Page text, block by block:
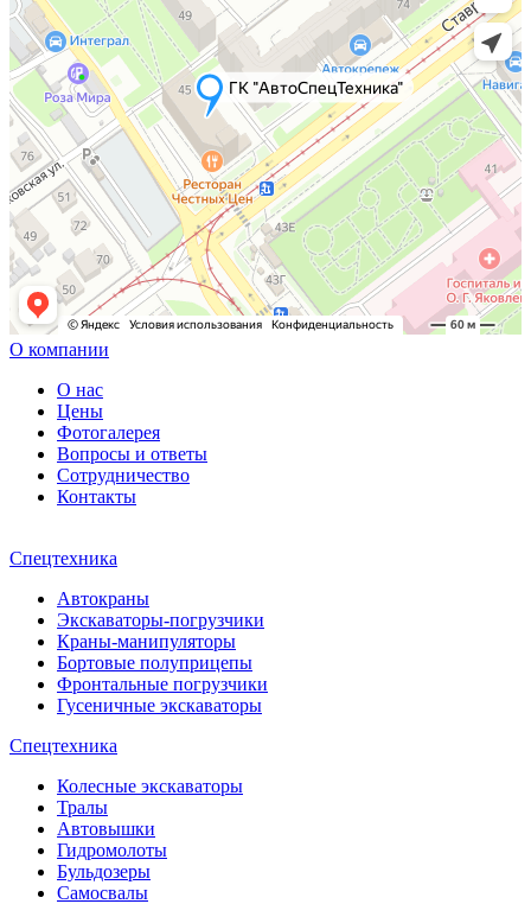
О компании
О нас
Цены
Фотогалерея
Вопросы и ответы
Сотрудничество
Контакты
Спецтехника
Автокраны
Экскаваторы-погрузчики
Краны-манипуляторы
Бортовые полуприцепы
Фронтальные погрузчики
Гусеничные экскаваторы
Спецтехника
Колесные экскаваторы
Тралы
Автовышки
Гидромолоты
Бульдозеры
Самосвалы